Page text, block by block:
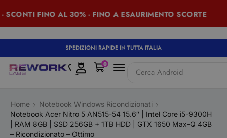
FINO AL 30% - FINO A ESAURIMENTO SCORTE
SPEDIZIONI RAPIDE IN TUTTA ITALIA
Cerca iPad
0
Home
Notebook Windows Ricondizionati
Notebook Acer Nitro 5 AN515-54 15.6″ | Intel Core i5-9300H
| RAM 8GB | SSD 256GB + 1TB HDD | GTX 1650 Max-Q 4GB
– Ricondizionato – Ottimo